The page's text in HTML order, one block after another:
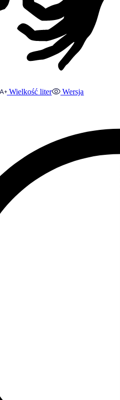
Wielkość liter
Wersja